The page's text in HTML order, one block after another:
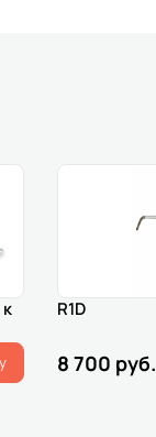
R1D
8 700 руб.